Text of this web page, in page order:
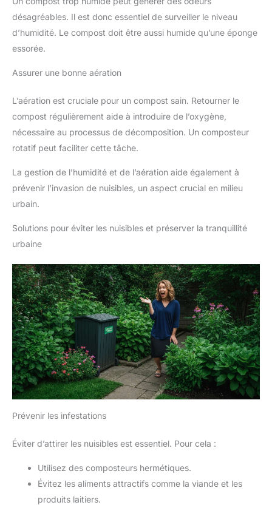
désagréables. Il est donc essentiel de surveiller le niveau
d’humidité. Le compost doit être aussi humide qu’une éponge
essorée.
Assurer une bonne aération
L’aération est cruciale pour un compost sain. Retourner le
compost régulièrement aide à introduire de l’oxygène,
nécessaire au processus de décomposition. Un composteur
rotatif peut faciliter cette tâche.
La gestion de l’humidité et de l’aération aide également à
prévenir l’invasion de nuisibles, un aspect crucial en milieu
urbain.
Solutions pour éviter les nuisibles et préserver la tranquillité
urbaine
Prévenir les infestations
Éviter d’attirer les nuisibles est essentiel. Pour cela :
Utilisez des composteurs hermétiques.
Évitez les aliments attractifs comme la viande et les
produits laitiers.